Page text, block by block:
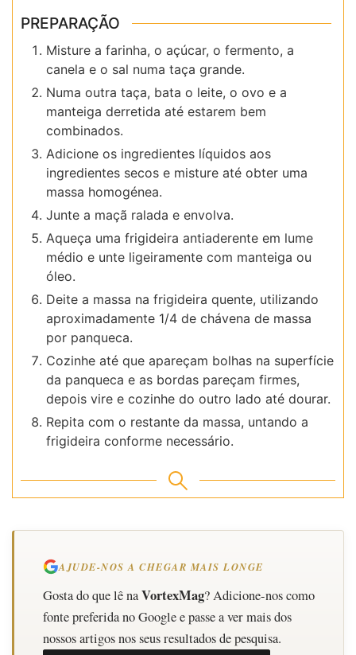
PREPARAÇÃO
Misture a farinha, o açúcar, o fermento, a
canela e o sal numa taça grande.
Numa outra taça, bata o leite, o ovo e a
manteiga derretida até estarem bem
combinados.
Adicione os ingredientes líquidos aos
ingredientes secos e misture até obter uma
massa homogénea.
Junte a maçã ralada e envolva.
Aqueça uma frigideira antiaderente em lume
médio e unte ligeiramente com manteiga ou
óleo.
Deite a massa na frigideira quente, utilizando
aproximadamente 1/4 de chávena de massa
por panqueca.
Cozinhe até que apareçam bolhas na superfície
da panqueca e as bordas pareçam firmes,
depois vire e cozinhe do outro lado até dourar.
Repita com o restante da massa, untando a
frigideira conforme necessário.
AJUDE-NOS A CHEGAR MAIS LONGE
Gosta do que lê naVortexMag? Adicione-nos como
fonte preferida no Google e passe a ver mais dos
nossos artigos nos seus resultados de pesquisa.